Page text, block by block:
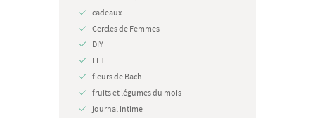
cadeaux
Cercles de Femmes
DIY
EFT
fleurs de Bach
fruits et légumes du mois
journal intime